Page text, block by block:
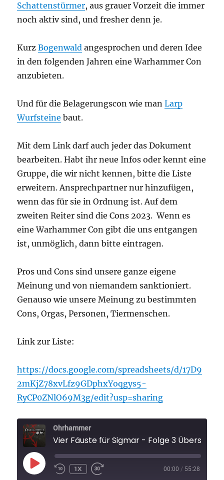
Schattenstürmer, aus grauer Vorzeit die immer
noch aktiv sind, und fresher denn je.
KurzBogenwald angesprochen und deren Idee
in den folgenden Jahren eine Warhammer Con
anzubieten.
Und für die Belagerungscon wie manLarp
Wurfsteine baut.
Mit dem Link darf auch jeder das Dokument
bearbeiten. Habt ihr neue Infos oder kennt eine
Gruppe, die wir nicht kennen, bitte die Liste
erweitern. Ansprechpartner nur hinzufügen,
wenn das für sie in Ordnung ist. Auf dem
zweiten Reiter sind die Cons 2023. Wenn es
eine Warhammer Con gibt die uns entgangen
ist, unmöglich, dann bitte eintragen.
Pros und Cons sind unsere ganze eigene
Meinung und von niemandem sanktioniert.
Genauso wie unsere Meinung zu bestimmten
Cons, Orgas, Personen, Tiermenschen.
Link zur Liste:
https://docs.google.com/spreadsheets/d/17D9
2mKjZ78xvLfz9GDphxYoqgys5-
RyCP0ZNlO69M3g/edit?usp=sharing
Ohrhammer
PLAY
EPISODE
1X 00:00 / 55:28